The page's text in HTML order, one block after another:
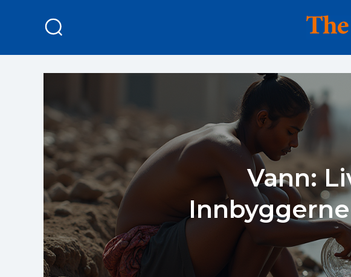
Vann: